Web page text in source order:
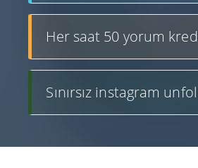
Her saat 50 yorum
Sınırsız instagram